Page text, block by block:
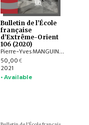
Bulletin de l’École
française
d’Extrême-Orient
106 (2020)
Pierre-Yves MANGUIN, Andrew HARDY, Charlotte SCHMID, François LACHAUD, Dominic GOODALL, Arlo GRIFFITHS, Armand DESBAT, Béatrice WISNIEWSKI, Federico BAROCCO, NGUYỄN Tiến Đông, Patrice LADWIG, Yael SHIRI, Melinda Zulejka FODOR, Valérie THIRION-MERLE, Gisela THIERRIN-MICHAEL, Ranet HONG, Nicolas MOLLARD, LI Guoqiang, NGUYỄN ĐẶNG ANH MINH, NGUYỄN ĐÌNH HƯNG, NGUYỄN QUANG NGỌC, Chloé CHOLLET, Martin RATHIE
50,00 €
2021
• Available